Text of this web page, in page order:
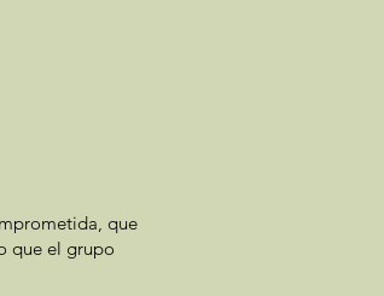
que
que el grupo